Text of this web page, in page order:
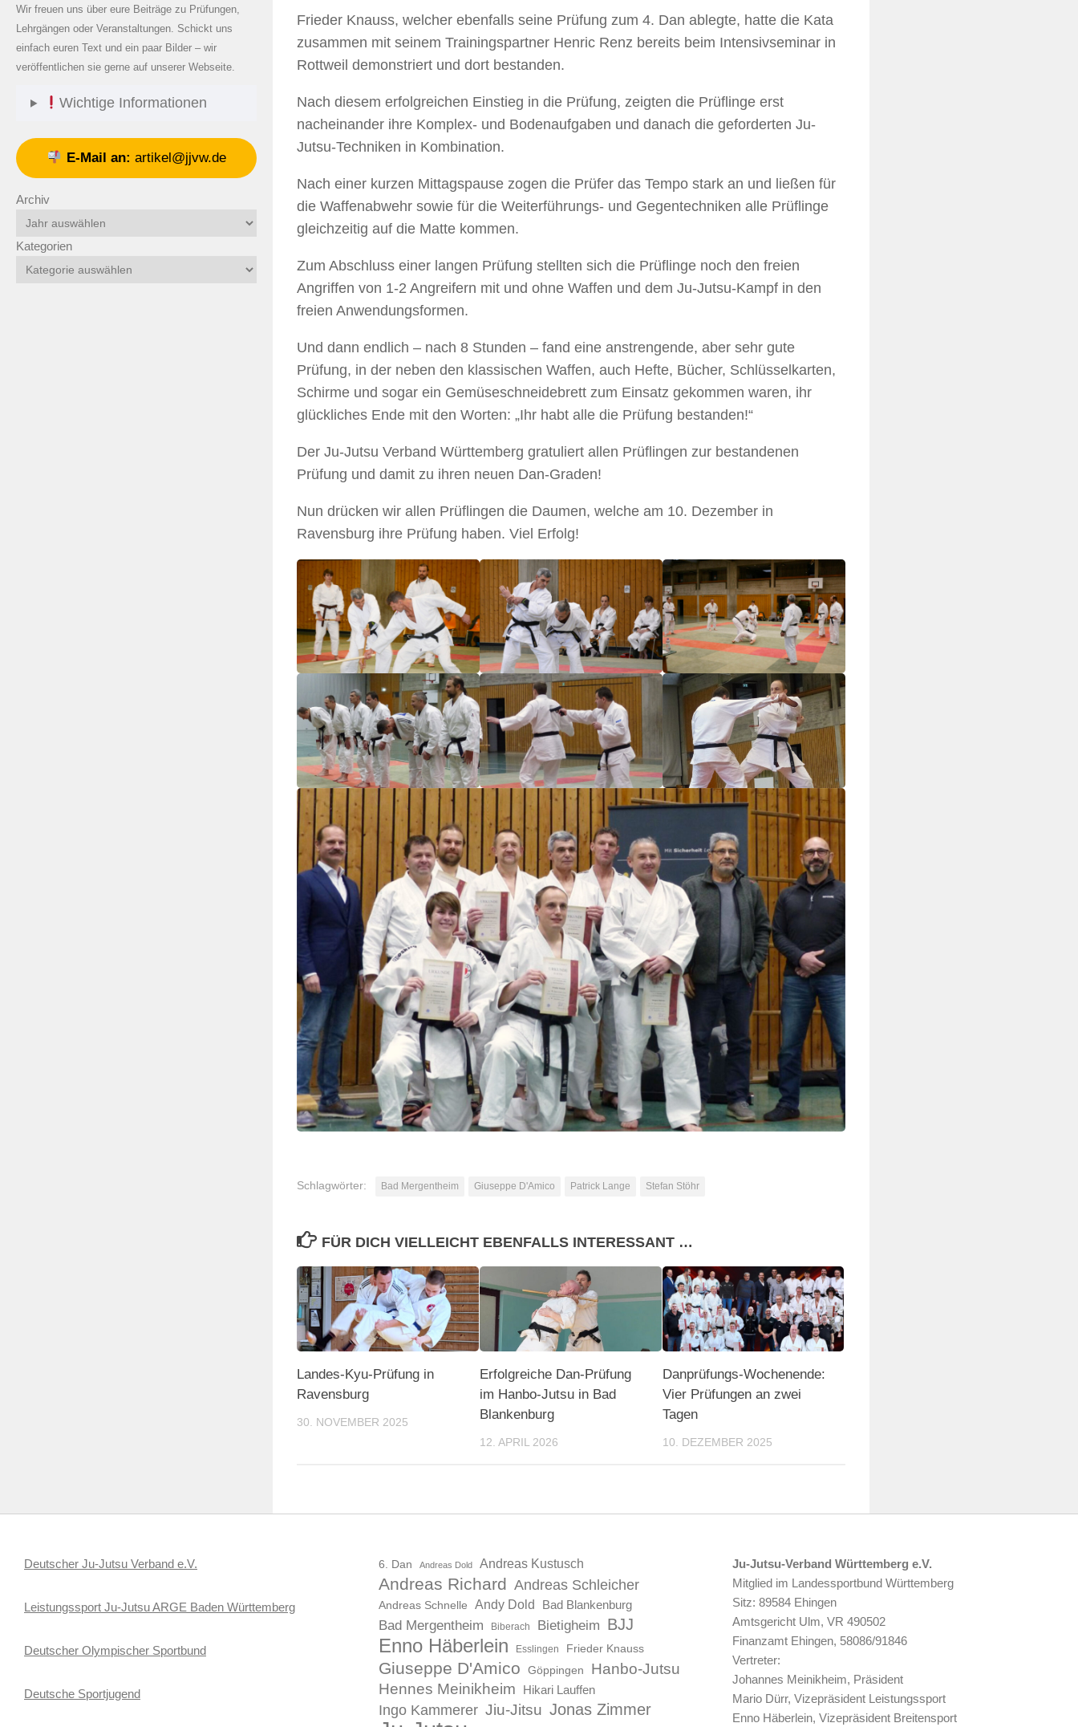
Frieder Knauss, welcher ebenfalls seine Prüfung zum 4. Dan ablegte, hatte die Kata
zusammen mit seinem Trainingspartner Henric Renz bereits beim Intensivseminar in
Rottweil demonstriert und dort bestanden.
Nach diesem erfolgreichen Einstieg in die Prüfung, zeigten die Prüflinge erst
nacheinander ihre Komplex- und Bodenaufgaben und danach die geforderten Ju-
Jutsu-Techniken in Kombination.
Nach einer kurzen Mittagspause zogen die Prüfer das Tempo stark an und ließen für
die Waffenabwehr sowie für die Weiterführungs- und Gegentechniken alle Prüflinge
gleichzeitig auf die Matte kommen.
Zum Abschluss einer langen Prüfung stellten sich die Prüflinge noch den freien
Angriffen von 1-2 Angreifern mit und ohne Waffen und dem Ju-Jutsu-Kampf in den
freien Anwendungsformen.
Und dann endlich – nach 8 Stunden – fand eine anstrengende, aber sehr gute
Prüfung, in der neben den klassischen Waffen, auch Hefte, Bücher, Schlüsselkarten,
Schirme und sogar ein Gemüseschneidebrett zum Einsatz gekommen waren, ihr
glückliches Ende mit den Worten: „Ihr habt alle die Prüfung bestanden!“
Der Ju-Jutsu Verband Württemberg gratuliert allen Prüflingen zur bestandenen
Prüfung und damit zu ihren neuen Dan-Graden!
Nun drücken wir allen Prüflingen die Daumen, welche am 10. Dezember in
Ravensburg ihre Prüfung haben. Viel Erfolg!
Schlagwörter: Bad Mergentheim Giuseppe D'Amico Patrick Lange Stefan Stöhr
FÜR DICH VIELLEICHT EBENFALLS INTERESSANT …
Landes-Kyu-Prüfung in
Ravensburg
30. NOVEMBER 2025
Erfolgreiche Dan-Prüfung
im Hanbo-Jutsu in Bad
Blankenburg
12. APRIL 2026
Danprüfungs-Wochenende:
Vier Prüfungen an zwei
Tagen
10. DEZEMBER 2025
Wir freuen uns über eure Beiträge zu Prüfungen,
Lehrgängen oder Veranstaltungen. Schickt uns
einfach euren Text und ein paar Bilder – wir
veröffentlichen sie gerne auf unserer Webseite.
Wichtige Informationen
E-Mail an: artikel@jjvw.de
Archiv
Kategorien
Deutscher Ju-Jutsu Verband e.V.
Leistungssport Ju-Jutsu ARGE Baden Württemberg
Deutscher Olympischer Sportbund
Deutsche Sportjugend
6. Dan Andreas Dold Andreas Kustusch
Andreas Richard Andreas Schleicher
Andreas Schnelle Andy Dold Bad Blankenburg
Bad Mergentheim Biberach Bietigheim BJJ
Enno Häberlein Esslingen Frieder Knauss
Giuseppe D'Amico Göppingen
Hanbo-Jutsu
Hennes Meinikheim
Hikari Lauffen
Ingo Kammerer Jiu-Jitsu Jonas Zimmer
Ju-Jutsu-Verband Württemberg e.V.
Mitglied im Landessportbund Württemberg
Sitz: 89584 Ehingen
Amtsgericht Ulm, VR 490502
Finanzamt Ehingen, 58086/91846
Vertreter:
Johannes Meinikheim, Präsident
Mario Dürr, Vizepräsident Leistungssport
Enno Häberlein, Vizepräsident Breitensport